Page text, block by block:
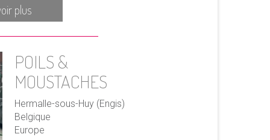
plus
POILS &
MOUSTACHES
Hermalle-sous-Huy (Engis)
Belgique
Europe